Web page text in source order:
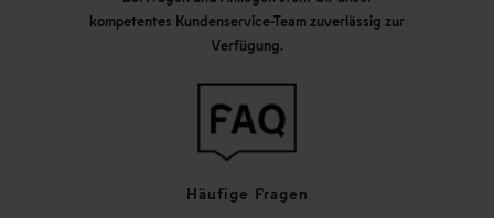
kompetentes Kundenservice-Team zuverlässig zur
Verfügung.
Häufige Fragen